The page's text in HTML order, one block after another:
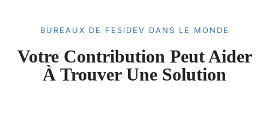
BUREAUX DE FESIDEV DANS LE MONDE
Votre Contribution Peut Aider
À Trouver Une Solution